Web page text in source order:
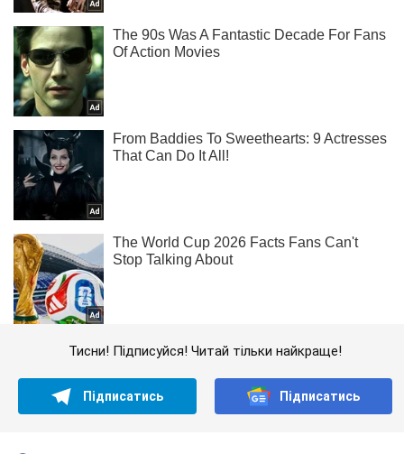
Тисни! Підписуйся! Читай тільки найкраще!
Підписатись Підписатись